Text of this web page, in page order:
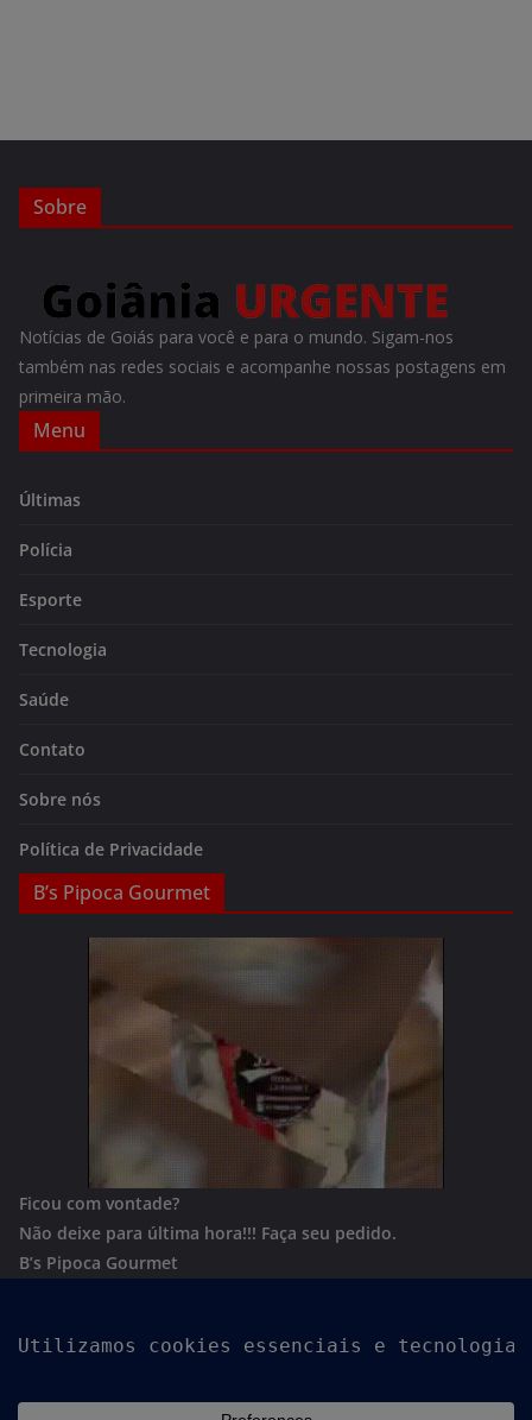
Sobre
Notícias de Goiás para você e para o mundo. Sigam-nos
também nas redes sociais e acompanhe nossas postagens em
primeira mão.
Menu
Últimas
Polícia
Esporte
Tecnologia
Saúde
Contato
Sobre nós
Política de Privacidade
B’s Pipoca Gourmet
Ficou com vontade?
Não deixe para última hora!!! Faça seu pedido.
B’s Pipoca Gourmet